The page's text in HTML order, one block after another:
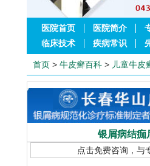
医院首页 医院简介
临床技术
疾病常识
首页 > 牛皮癣百科 > 儿童牛皮
银屑病结痂
点击免费咨询，与